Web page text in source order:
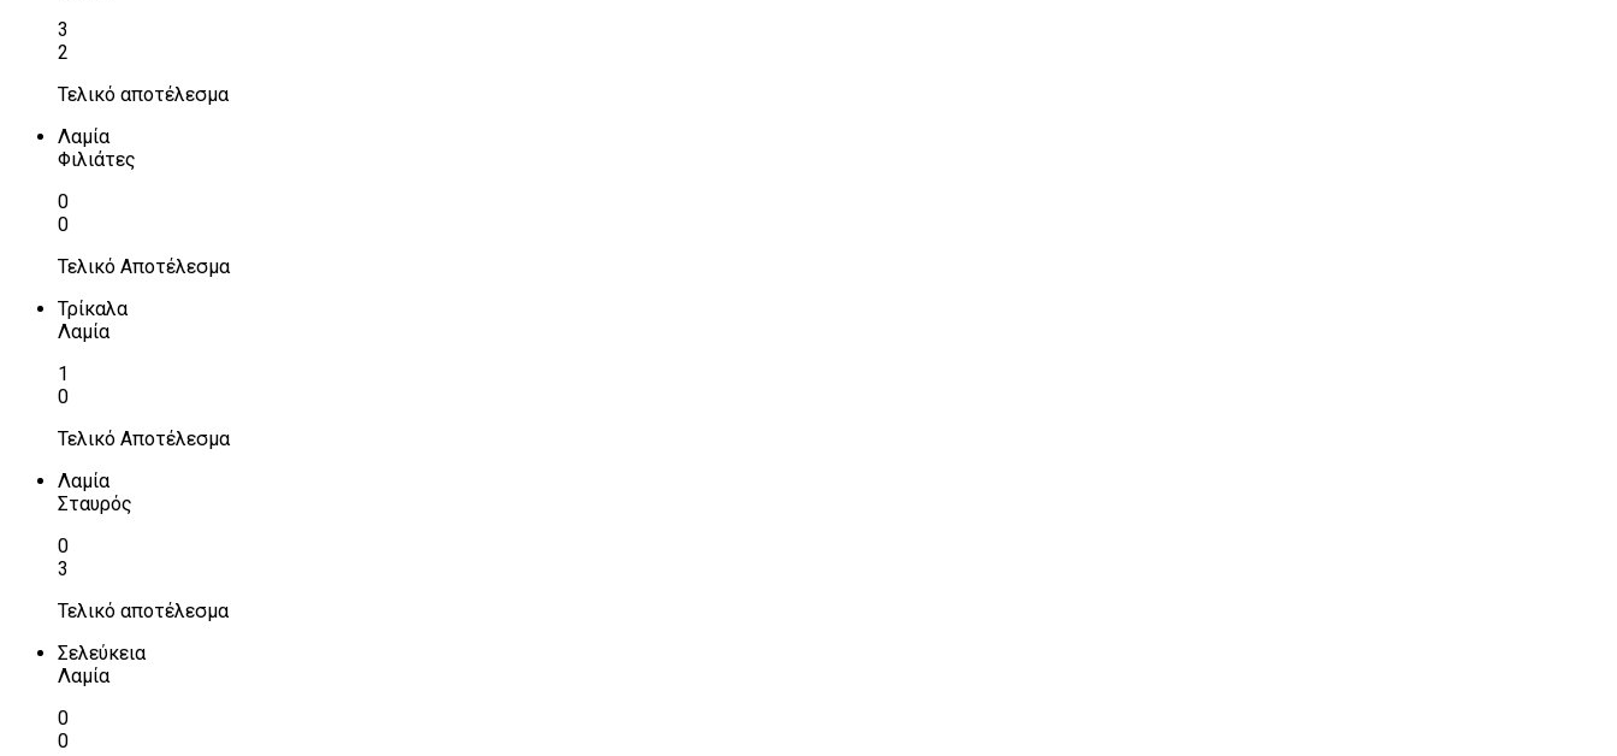
3
2
Τελικό αποτέλεσμα
Λαμία
Φιλιάτες
0
0
Τελικό Αποτέλεσμα
Τρίκαλα
Λαμία
1
0
Τελικό Αποτέλεσμα
Λαμία
Σταυρός
0
3
Τελικό αποτέλεσμα
Σελεύκεια
Λαμία
0
0